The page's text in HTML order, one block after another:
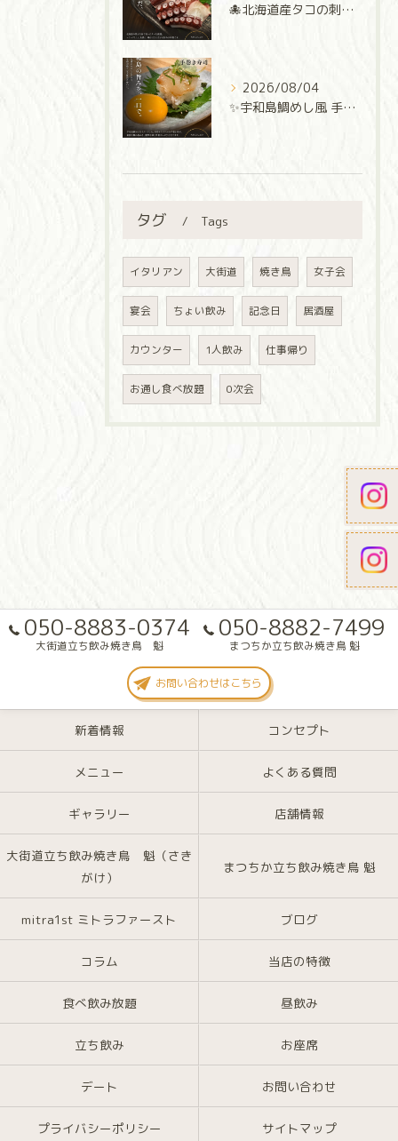
🐙北海道産タコの刺身🐙
2026/08/04
✨宇和島鯛めし風 手巻き寿司✨
タグ Tags
イタリアン 大街道 焼き鳥 女子会
宴会 ちょい飲み 記念日 居酒屋
カウンター 1人飲み 仕事帰り
お通し食べ放題 0次会
050-8883-0374
大街道立ち飲み焼き鳥 魁
050-8882-7499
まつちか立ち飲み焼き鳥 魁
お問い合わせはこちら
新着情報 コンセプト
メニュー よくある質問
ギャラリー 店舗情報
大街道立ち飲み焼き鳥 魁（さき
がけ）
まつちか立ち飲み焼き鳥 魁
mitra1st ミトラファースト ブログ
コラム 当店の特徴
食べ飲み放題 昼飲み
立ち飲み お座席
デート お問い合わせ
プライバシーポリシー サイトマップ